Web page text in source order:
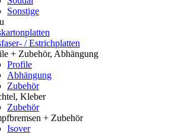
Sonstige
/ Estrichplatten
+ Zubehör, Abhängung
Profile
Abhängung
Zubehör
Kleber
Zubehör
+ Zubehör
Isover